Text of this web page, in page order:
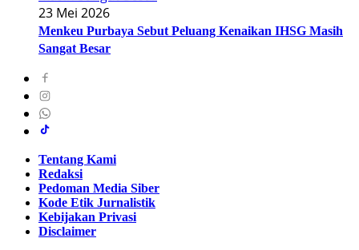
23 Mei 2026
Menkeu Purbaya Sebut Peluang Kenaikan IHSG Masih
Sangat Besar
Tentang Kami
Redaksi
Pedoman Media Siber
Kode Etik Jurnalistik
Kebijakan Privasi
Disclaimer